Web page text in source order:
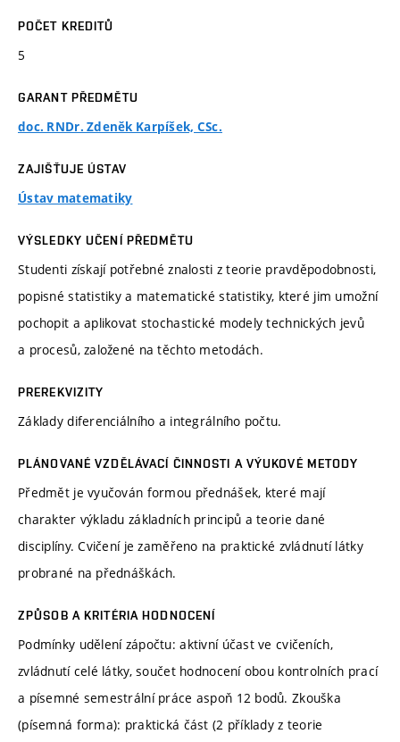
POČET KREDITŮ
5
GARANT PŘEDMĚTU
doc. RNDr. Zdeněk Karpíšek, CSc.
ZAJIŠŤUJE ÚSTAV
Ústav matematiky
VÝSLEDKY UČENÍ PŘEDMĚTU
Studenti získají potřebné znalosti z teorie pravděpodobnosti,
popisné statistiky a matematické statistiky, které jim umožní
pochopit a aplikovat stochastické modely technických jevů
a procesů, založené na těchto metodách.
PREREKVIZITY
Základy diferenciálního a integrálního počtu.
PLÁNOVANÉ VZDĚLÁVACÍ ČINNOSTI A VÝUKOVÉ METODY
Předmět je vyučován formou přednášek, které mají
charakter výkladu základních principů a teorie dané
disciplíny. Cvičení je zaměřeno na praktické zvládnutí látky
probrané na přednáškách.
ZPŮSOB A KRITÉRIA HODNOCENÍ
Podmínky udělení zápočtu: aktivní účast ve cvičeních,
zvládnutí celé látky, součet hodnocení obou kontrolních prací
a písemné semestrální práce aspoň 12 bodů. Zkouška
(písemná forma): praktická část (2 příklady z teorie